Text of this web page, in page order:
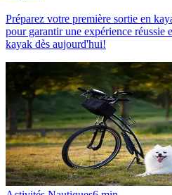
Préparez votre première sortie en
pour garantir une expérience réussie
kayak dès aujourd'hui!